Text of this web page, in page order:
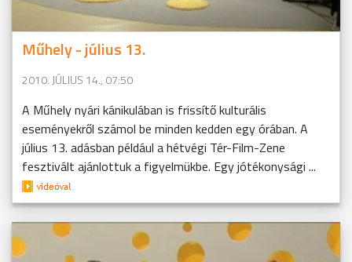
Műhely - július 13.
2010. JÚLIUS 14., 07:50
A Műhely nyári kánikulában is frissítő kulturális
eseményekről számol be minden kedden egy órában. A
július 13. adásban például a hétvégi Tér-Film-Zene
fesztivált ajánlottuk a figyelmükbe. Egy jótékonysági ...